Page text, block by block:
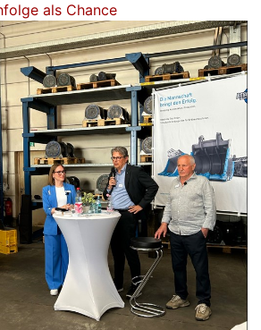
als Chance